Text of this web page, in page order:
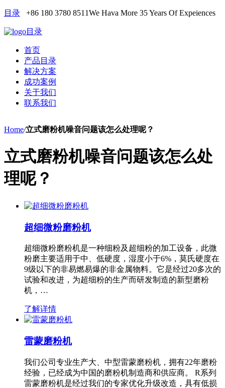
目录 +86 180 3780 8511We Hava More 35 Years Of Expeiences
目录
首页
产品目录
解决方案
成功案例
关于我们
联系我们
Home/立式磨粉机噪音问题该怎么处理呢？
立式磨粉机噪音问题该怎么处
理呢？
超细微粉磨粉机
超细微粉磨粉机是一种细粉及超细粉的加工设备，此微
粉磨主要适用于中、低硬度，湿度小于6%，莫氏硬度在
9级以下的非易燃易爆的非金属物料。它是经过20多次的
试验和改进，为超细粉的生产而研发制造的新型磨粉
机，…
了解详情
雷蒙磨粉机
我们公司专业生产大、中型雷蒙磨粉机，拥有22年磨粉
经验，已经成为中国的磨粉机制造商和供应商。 R系列
雷蒙磨粉机是经过我们的专家优化升级改造，具有低损